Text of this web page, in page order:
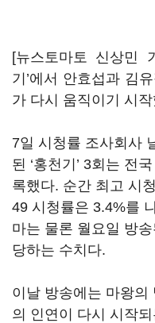
[뉴스토마토 신상민
기’에서 안효섭과 김
가 다시 움직이기 시
7일 시청률 조사회사
된 ‘홍천기 ’ 3회는 전
록했다. 순간 최고 시
49 시청률은 3.4%를
마는 물론 월요일 방
당하는 수치다.
이날 방송에는 마왕의
의 인연이 다시 시작